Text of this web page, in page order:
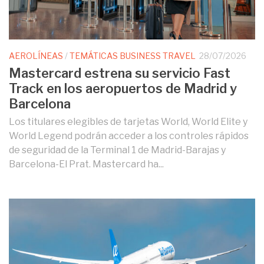
AEROLÍNEAS /TEMÁTICAS BUSINESS TRAVEL 28/07/2026
Mastercard estrena su servicio Fast
Track en los aeropuertos de Madrid y
Barcelona
Los titulares elegibles de tarjetas World, World Elite y
World Legend podrán acceder a los controles rápidos
de seguridad de la Terminal 1 de Madrid-Barajas y
Barcelona-El Prat. Mastercard ha...